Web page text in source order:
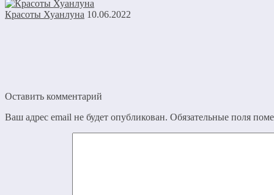
Красоты Хуанлуна 10.06.2022
Оставить комментарий
Ваш адрес email не будет опубликован. Обязательные поля